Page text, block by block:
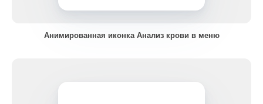
Анимированная иконка Анализ крови в меню